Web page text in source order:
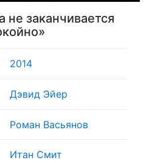
не заканчивается
2014
Дэвид Эйер
Роман Васьянов
Итан Смит